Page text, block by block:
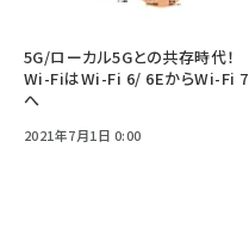
5G/ローカル5Gとの共存時代！
Wi-FiはWi-Fi 6/ 6EからWi-Fi 7
へ
2021年7月1日 0:00